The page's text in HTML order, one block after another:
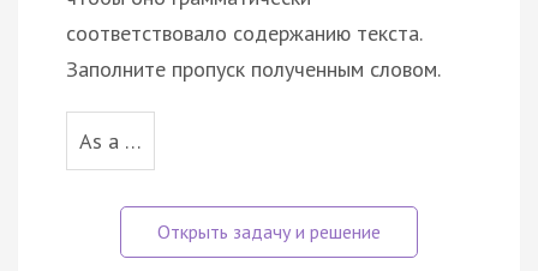
соответствовало содержанию текста.
Заполните пропуск полученным словом.
As a …